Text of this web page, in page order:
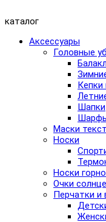
каталог
Аксессуары
Головные
Шапки
Маски
Носки
Носки
Очки
Перчатки и